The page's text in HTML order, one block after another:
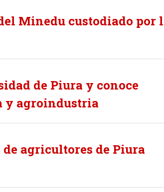
Minedu custodiado por
de Piura y conoce
y agroindustria
agricultores de Piura